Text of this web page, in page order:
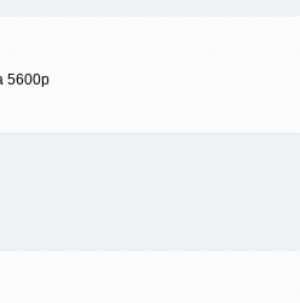
5600р